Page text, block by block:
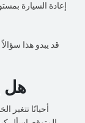
إعادة السيارة
قد يبدو هذا
هل
أحيانًا تتغير